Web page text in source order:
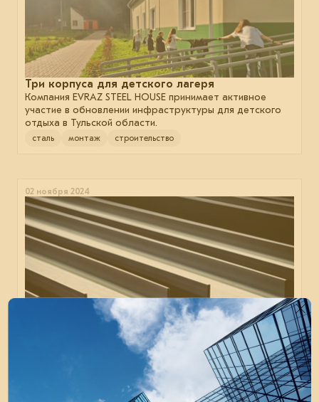
Три корпуса для детского лагеря
Компания EVRAZ STEEL HOUSE принимает активное
участие в обновлении инфраструктуры для детского
отдыха в Тульской области.
сталь монтаж строительство
02 ноября 2024
Стальной прокат максимальной прочности
ЕВРАЗ обновил продуктовую линейку стального
проката. Новые бренды АРМАКС и БАЛМАКС имеют
уникальные характеристики.